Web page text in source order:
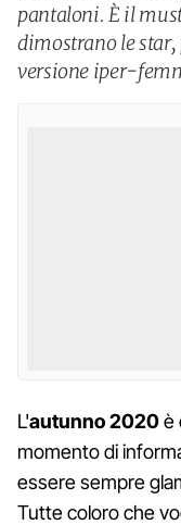
pantaloni. È il
dimostrano le star,
versione iper-
L'autunno 2020è
momento di
essere sempre
Tutte coloro che